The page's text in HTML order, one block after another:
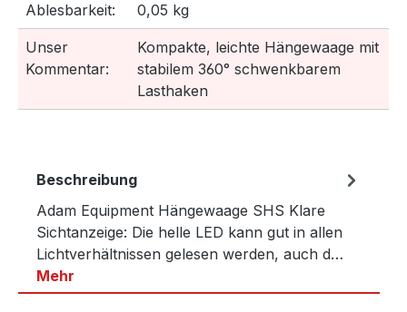
Ablesbarkeit: 0,05 kg
Unser
Kommentar:
Kompakte, leichte Hängewaage mit
stabilem 360° schwenkbarem
Lasthaken
Beschreibung
Adam Equipment Hängewaage SHS Klare
Sichtanzeige: Die helle LED kann gut in allen
Lichtverhältnissen gelesen werden, auch d…
Mehr